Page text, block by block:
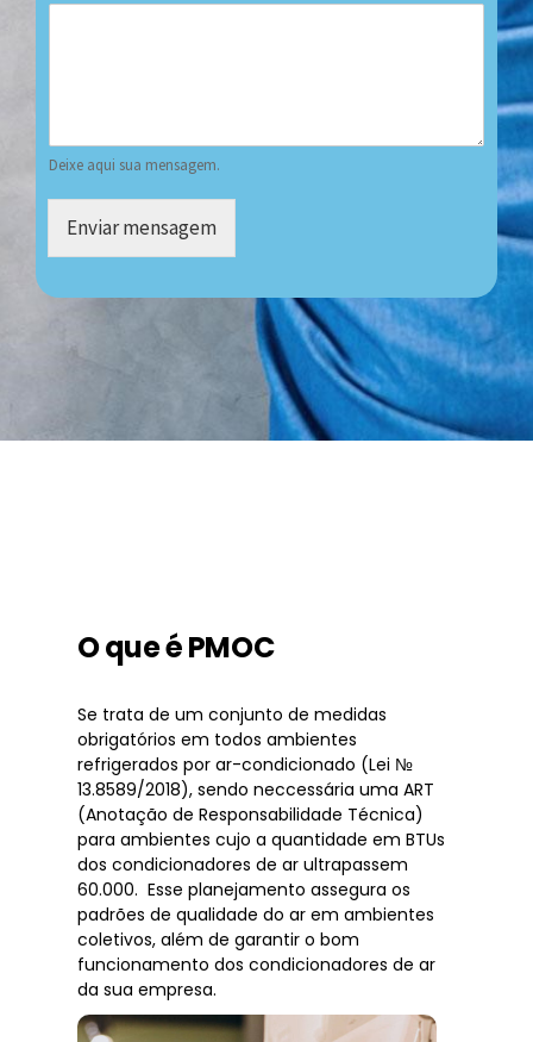
Deixe aqui sua mensagem.
Enviar mensagem
O que é PMOC
Se trata de um conjunto de medidas
obrigatórios em todos ambientes
refrigerados por ar-condicionado (Lei №
13.8589/2018), sendo neccessária uma ART
(Anotação de Responsabilidade Técnica)
para ambientes cujo a quantidade em BTUs
dos condicionadores de ar ultrapassem
60.000. Esse planejamento assegura os
padrões de qualidade do ar em ambientes
coletivos, além de garantir o bom
funcionamento dos condicionadores de ar
da sua empresa.